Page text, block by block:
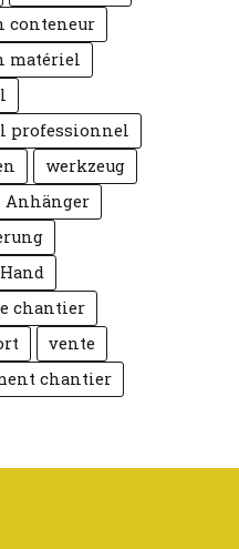
conteneur
matériel
professionnel
werkzeug
Anhänger
chantier
vente
chantier